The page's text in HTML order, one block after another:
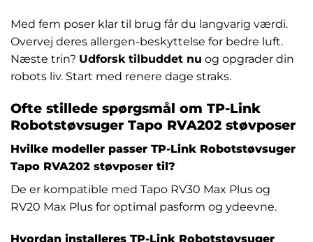
Med fem poser klar til brug får du langvarig værdi.
Overvej deres allergen-beskyttelse for bedre luft.
Næste trin? Udforsk tilbuddet nu og opgrader din
robots liv. Start med renere dage straks.
Ofte stillede spørgsmål om TP-Link
Robotstøvsuger Tapo RVA202 støvposer
Hvilke modeller passer TP-Link Robotstøvsuger
Tapo RVA202 støvposer til?
De er kompatible med Tapo RV30 Max Plus og
RV20 Max Plus for optimal pasform og ydeevne.
Hvordan installeres TP-Link Robotstøvsuger